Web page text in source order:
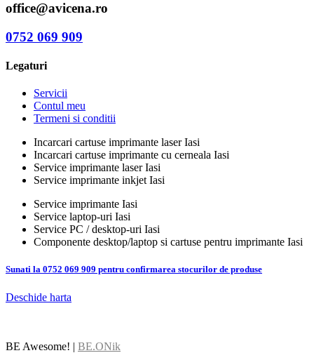
office@avicena.ro
0752 069 909
Legaturi
Servicii
Contul meu
Termeni si conditii
Incarcari cartuse imprimante laser Iasi
Incarcari cartuse imprimante cu cerneala Iasi
Service imprimante laser Iasi
Service imprimante inkjet Iasi
Service imprimante Iasi
Service laptop-uri Iasi
Service PC / desktop-uri Iasi
Componente desktop/laptop si cartuse pentru imprimante Iasi
Sunati la 0752 069 909 pentru confirmarea stocurilor de produse
Deschide harta
BE Awesome! | BE.ONik